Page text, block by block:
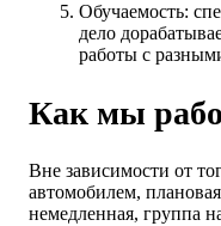
Обучаемость:
дело
работы с
Как мы
Вне зависимости от
автомобилем,
немедленная, группа